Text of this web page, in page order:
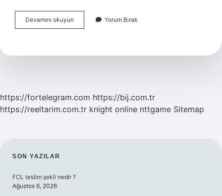
Devamını okuyun
Pensesi
Yarar
Yorum Bırak
https://fortelegram.com https://bij.com.tr
https://reeltarim.com.tr knight online nttgame Sitemap
SIDEBAR
SON YAZILAR
FCL teslim şekli nedir ?
Ağustos 6, 2026